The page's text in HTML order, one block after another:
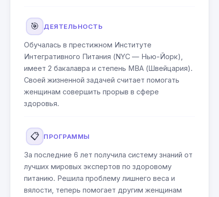
🎯 ДЕЯТЕЛЬНОСТЬ
Обучалась в престижном Институте
Интегративного Питания (NYC — Нью-Йорк),
имеет 2 бакалавра и степень МВА (Швейцария).
Своей жизненной задачей считает помогать
женщинам совершить прорыв в сфере
здоровья.
📋 ПРОГРАММЫ
За последние 6 лет получила систему знаний от
лучших мировых экспертов по здоровому
питанию. Решила проблему лишнего веса и
вялости, теперь помогает другим женщинам